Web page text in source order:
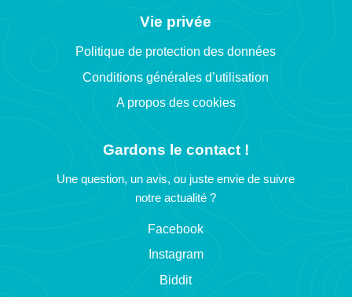
Vie privée
Politique de protection des données
Conditions générales d’utilisation
A propos des cookies
Gardons le contact !
Une question, un avis, ou juste envie de suivre
notre actualité ?
Facebook
Instagram
Biddit